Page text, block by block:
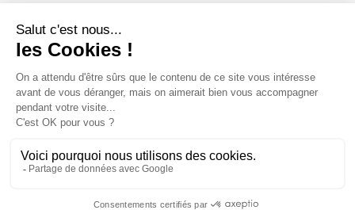
Votre compte
Informations